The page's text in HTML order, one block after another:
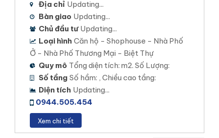
STELLA MEGA CITY
Vị trí dự án: Đường Đặng Văn Dày, phường Bình
Thủy,Bình Thủy, Cần Thơ
Loại hình đầu tư: Đất nền , Nhà Phố, Căn hộ –
Thương mại
Diện tích khu đất: 150 ha
Mật độ xây dựng: 42,1%
Tổng số sản phẩm: 5000 sản phẩm chia làm nhiều
đợt mở bán.
Địa chỉ Updating...
Bàn giao Updating...
Chủ đầu tư Updating...
Loại hình Căn hộ - Shophouse - Nhà Phố
Ở - Nhà Phố Thương Mại - Biệt Thự
Quy mô Tổng diện tích: m2. Số Lượng:
Số tầng Số hầm: , Chiều cao tầng:
Diện tích Updating...
0944.505.454
Xem chi tiết